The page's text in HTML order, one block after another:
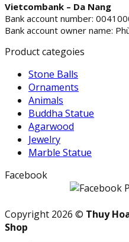
Vietcombank – Da Nang
Bank account number:
Bank account owner name:
Product categoies
Stone Balls
Ornaments
Animals
Buddha Statue
Agarwood
Jewelry
Marble Statue
Facebook
Copyright 2026 © Thuy
Shop